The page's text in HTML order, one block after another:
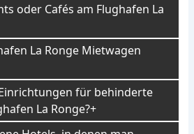
oder Cafés am Flughafen La
La Ronge Mietwagen
für behinderte
La Ronge?